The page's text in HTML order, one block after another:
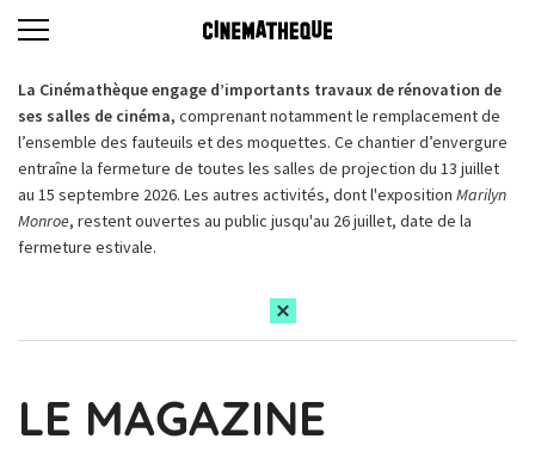
La Cinémathèque engage d’importants travaux de rénovation de
ses salles de cinéma, comprenant notamment le remplacement de
l’ensemble des fauteuils et des moquettes. Ce chantier d’envergure
entraîne la fermeture de toutes les salles de projection du 13 juillet
au 15 septembre 2026. Les autres activités, dont l'exposition Marilyn
Monroe, restent ouvertes au public jusqu'au 26 juillet, date de la
fermeture estivale.
LE MAGAZINE